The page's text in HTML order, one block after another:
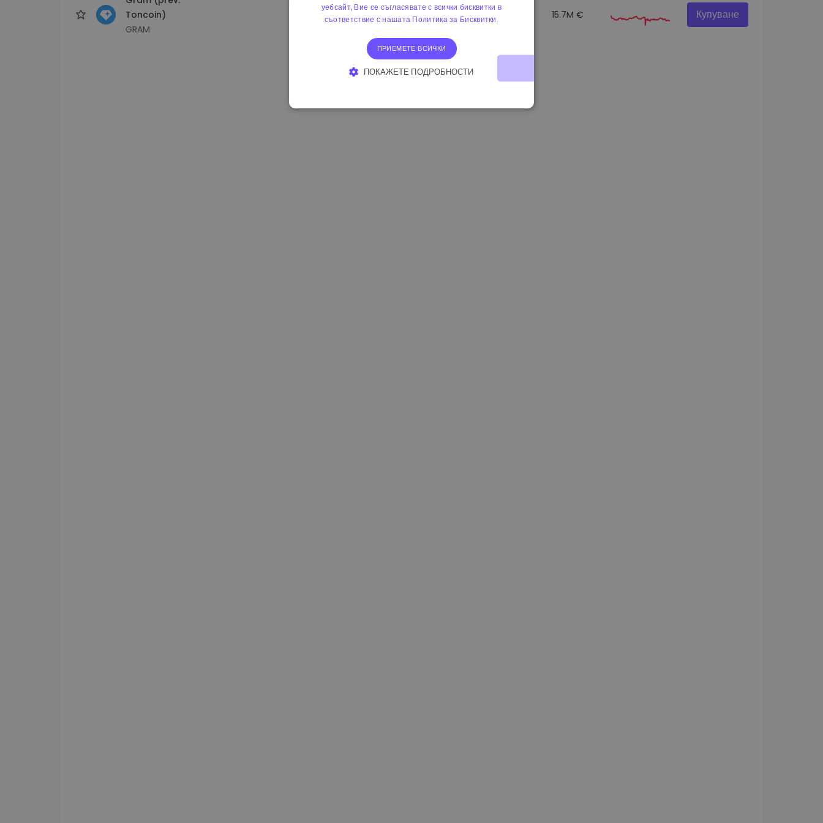
Toncoin)
GRAM
1.190000 € -2.10% 15.7M € Купуване
уебсайт, Вие се съгласявате с всички бисквитки в
съответствие с нашата Политика за Бисквитки.
ПРИЕМЕТЕ ВСИЧКИ
ПОКАЖЕТЕ ПОДРОБНОСТИ